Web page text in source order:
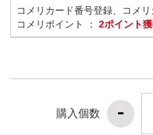
コメリカード番号登録、コメ
コメリポイント ： 2ポイント
購入個数